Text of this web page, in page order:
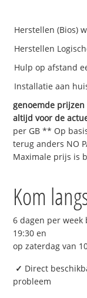
Herstellen (Bios)
Herstellen
Hulp op afstand
Installatie aan
genoemde
altijd voor de
per GB ** Op
terug anders NO
Maximale prijs is
Kom
6 dagen per week
19:30 en
op zaterdag van
✓ Direct
probleem